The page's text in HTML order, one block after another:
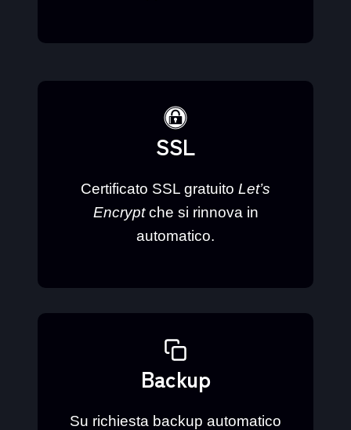
SSL
Certificato SSL gratuito Let’s
Encryptche si rinnova in
automatico.
Backup
Su richiesta backup automatico